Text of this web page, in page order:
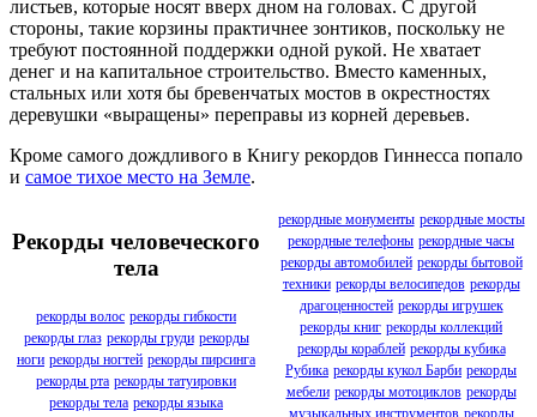
листьев, которые носят вверх дном на головах. С другой
стороны, такие корзины практичнее зонтиков, поскольку не
требуют постоянной поддержки одной рукой. Не хватает
денег и на капитальное строительство. Вместо каменных,
стальных или хотя бы бревенчатых мостов в окрестностях
деревушки «выращены» переправы из корней деревьев.
Кроме самого дождливого в Книгу рекордов Гиннесса попало
и самое тихое место на Земле.
Рекорды человеческого
тела
рекорды волос рекорды гибкости
рекорды глаз рекорды груди рекорды
ноги рекорды ногтей рекорды пирсинга
рекорды рта рекорды татуировки
рекорды тела рекорды языка
рекордные монументы рекордные мосты
рекордные телефоны рекордные часы
рекорды автомобилей рекорды бытовой
техники рекорды велосипедов рекорды
драгоценностей рекорды игрушек
рекорды книг рекорды коллекций
рекорды кораблей рекорды кубика
Рубика рекорды кукол Барби рекорды
мебели рекорды мотоциклов рекорды
музыкальных инструментов рекорды